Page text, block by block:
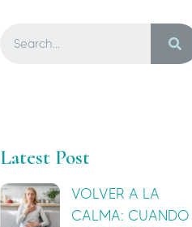
Latest Post
VOLVER A LA
CALMA: CUANDO